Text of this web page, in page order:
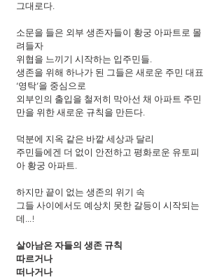
그대로다.
소문을 들은 외부 생존자들이 황궁 아파트로 몰
려들자
위협을 느끼기 시작하는 입주민들.
생존을 위해 하나가 된 그들은 새로운 주민 대표
‘영탁’을 중심으로
외부인의 출입을 철저히 막아선 채 아파트 주민
만을 위한 새로운 규칙을 만든다.
덕분에 지옥 같은 바깥 세상과 달리
주민들에겐 더 없이 안전하고 평화로운 유토피
아 황궁 아파트.
하지만 끝이 없는 생존의 위기 속
그들 사이에서도 예상치 못한 갈등이 시작되는
데...!
살아남은 자들의 생존 규칙
따르거나
떠나거나